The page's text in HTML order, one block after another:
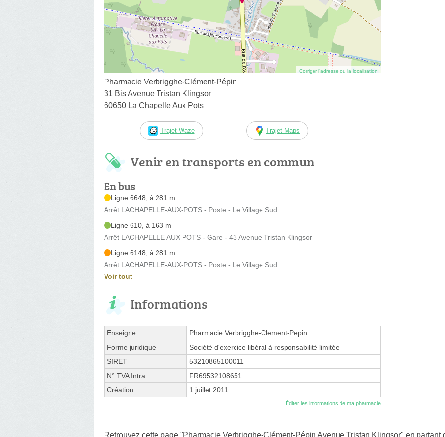
Corriger l’adresse ou la localisation
Pharmacie Verbrigghe-Clément-Pépin
31 Bis Avenue Tristan Klingsor
60650 La Chapelle Aux Pots
Trajet Waze Trajet Maps
Venir en transports en commun
En bus
Ligne 6648, à 281 m
Arrêt LACHAPELLE-AUX-POTS - Poste - Le Village Sud
Ligne 610, à 163 m
Arrêt LACHAPELLE AUX POTS - Gare - 43 Avenue Tristan Klingsor
Ligne 6148, à 281 m
Arrêt LACHAPELLE-AUX-POTS - Poste - Le Village Sud
Voir tout
Informations
Enseigne
Pharmacie Verbrigghe-Clement-Pepin
Forme juridique
Société d'exercice libéral à responsabilité limitée
SIRET
53210865100011
N° TVA Intra.
FR69532108651
Création
1 juillet 2011
Éditer les informations de ma pharmacie
Retrouvez cette page "Pharmacie Verbrigghe-Clément-Pépin Avenue Tristan Klingsor" en partant